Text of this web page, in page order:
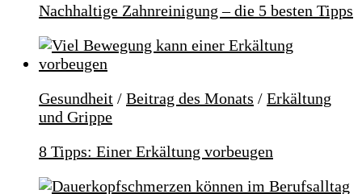
Nachhaltige Zahnreinigung – die 5 besten Tipps
Gesundheit / Beitrag des Monats / Erkältung
und Grippe
8 Tipps: Einer Erkältung vorbeugen